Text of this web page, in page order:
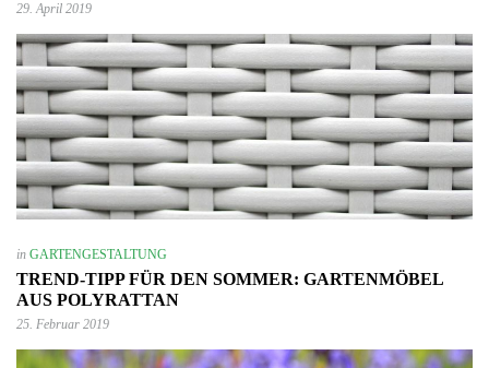
29. April 2019
in GARTENGESTALTUNG
TREND-TIPP FÜR DEN SOMMER: GARTENMÖBEL
AUS POLYRATTAN
25. Februar 2019